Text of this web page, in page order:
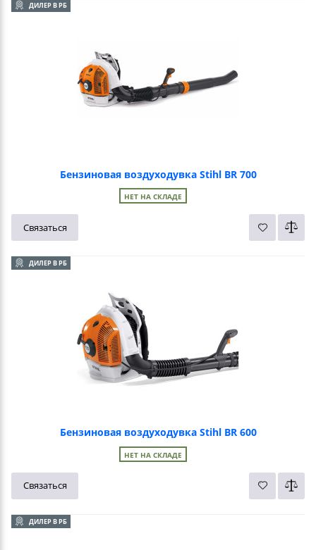
ДИЛЕР В РБ
Бензиновая воздуходувка Stihl BR 700
НЕТ НА СКЛАДЕ
Связаться
ДИЛЕР В РБ
Бензиновая воздуходувка Stihl BR 600
НЕТ НА СКЛАДЕ
Связаться
ДИЛЕР В РБ